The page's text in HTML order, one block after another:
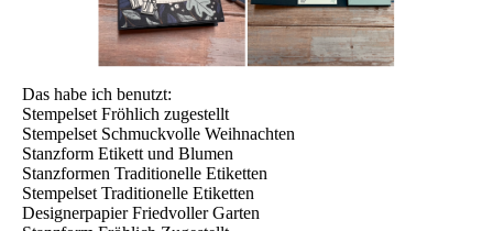
Das habe ich benutzt:
Stempelset Fröhlich zugestellt
Stempelset Schmuckvolle Weihnachten
Stanzform Etikett und Blumen
Stanzformen Traditionelle Etiketten
Stempelset Traditionelle Etiketten
Designerpapier Friedvoller Garten